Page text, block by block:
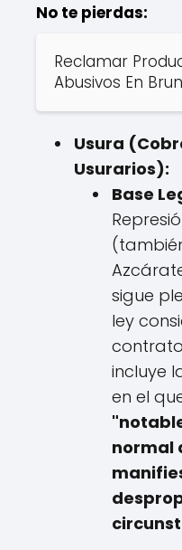
No te pierdas:
Reclamar
Abusivos En
Usura
Usurarios):
Base
sigue
ley
incluye
en el
normal